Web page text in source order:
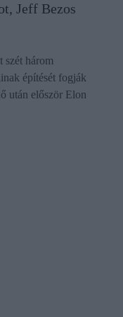
Jeff Bezos
három
építését fogják
után először Elon